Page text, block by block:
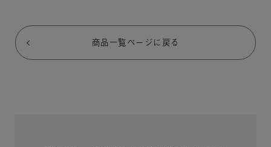
商品一覧ページに戻る